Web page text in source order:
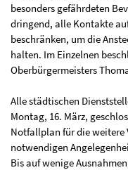
besonders gefährdeten
dringend, alle Kontakte
beschränken, um die
halten. Im Einzelnen
Oberbürgermeisters
Alle städtischen
Montag, 16. März,
Notfallplan für die weitere
notwendigen
Bis auf wenige